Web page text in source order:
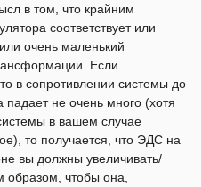
в том, что крайним
соответствует или
очень маленький
Если
в сопротивлении системы до
не очень много (хотя
в вашем случае
то получается, что ЭДС на
вы должны увеличивать/
образом, чтобы она,